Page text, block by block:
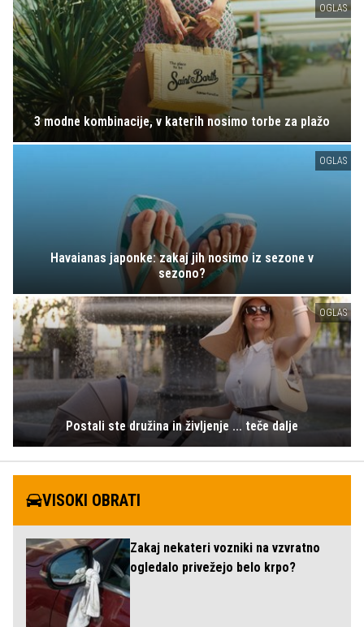
OGLAS
3 modne kombinacije, v katerih nosimo torbe za plažo
OGLAS
Havaianas japonke: zakaj jih nosimo iz sezone v
sezono?
OGLAS
Postali ste družina in življenje ... teče dalje
VISOKI OBRATI
Zakaj nekateri vozniki na vzvratno
ogledalo privežejo belo krpo?